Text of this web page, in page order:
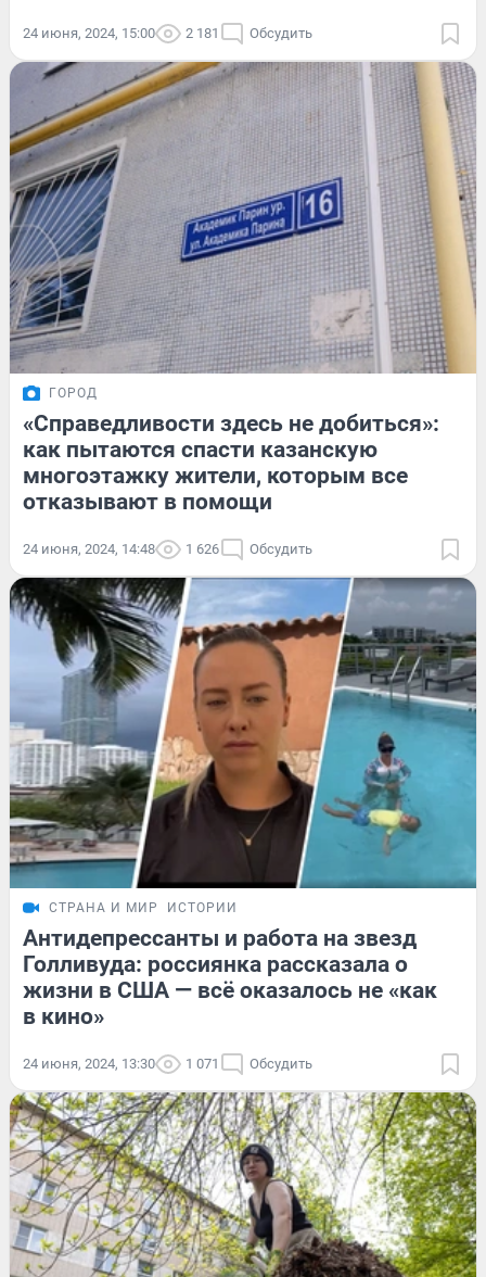
24 июня, 2024, 15:00 2 181 Обсудить
ГОРОД
«Справедливости здесь не добиться»:
как пытаются спасти казанскую
многоэтажку жители, которым все
отказывают в помощи
24 июня, 2024, 14:48 1 626 Обсудить
СТРАНА И МИР ИСТОРИИ
Антидепрессанты и работа на звезд
Голливуда: россиянка рассказала о
жизни в США — всё оказалось не «как
в кино»
24 июня, 2024, 13:30 1 071 Обсудить